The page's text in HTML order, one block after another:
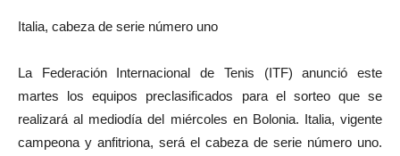
Italia, cabeza de serie número uno
La Federación Internacional de Tenis (ITF) anunció este
martes los equipos preclasificados para el sorteo que se
realizará al mediodía del miércoles en Bolonia. Italia, vigente
campeona y anfitriona, será el cabeza de serie número uno.